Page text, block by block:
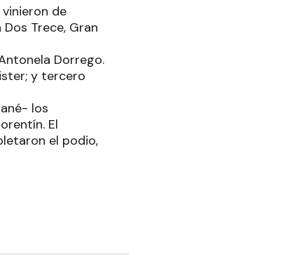
de
Trece, Gran
Dorrego.
y tercero
los
El
el podio,